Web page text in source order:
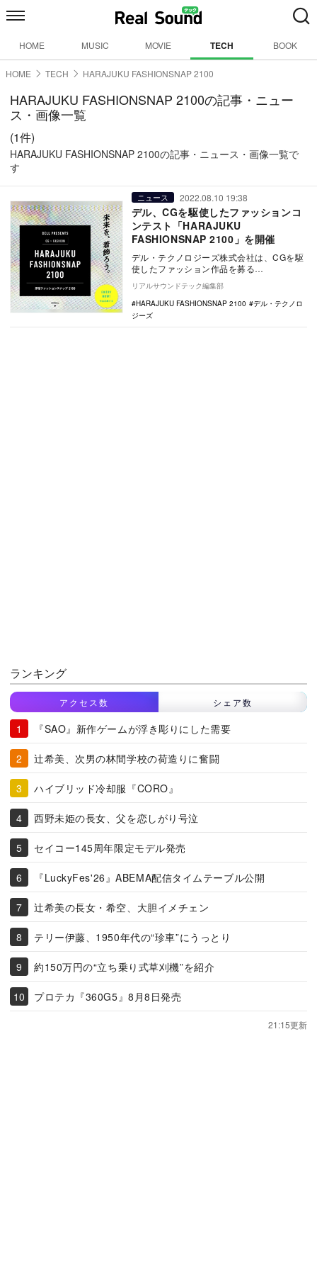
HOME MUSIC MOVIE TECH BOOK
HOME TECH HARAJUKU FASHIONSNAP 2100
HARAJUKU FASHIONSNAP 2100の記事・ニュー
ス・画像一覧
(1件)
HARAJUKU FASHIONSNAP 2100の記事・ニュース・画像一覧で
す
ニュース 2022.08.10 19:38
デル、CGを駆使したファッションコ
ンテスト「HARAJUKU
FASHIONSNAP 2100」を開催
デル・テクノロジーズ株式会社は、CGを駆
使したファッション作品を募る
「HARAJUKU FASHIONSNAP 2100」コン
テ…
リアルサウンドテック編集部
HARAJUKU FASHIONSNAP 2100
デル・テクノロ
ジーズ
ランキング
アクセス数 シェア数
『SAO』新作ゲームが浮き彫りにした需要
辻希美、次男の林間学校の荷造りに奮闘
ハイブリッド冷却服『CORO』
西野未姫の長女、父を恋しがり号泣
セイコー145周年限定モデル発売
『LuckyFes'26』ABEMA配信タイムテーブル公開
辻希美の長女・希空、大胆イメチェン
テリー伊藤、1950年代の“珍車”にうっとり
約150万円の“立ち乗り式草刈機”を紹介
プロテカ『360G5』8月8日発売
21:15更新